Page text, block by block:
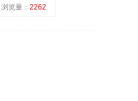
浏览量： 2262